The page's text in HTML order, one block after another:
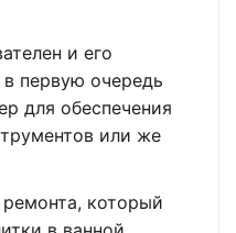
и его
первую очередь
для обеспечения
или же
который